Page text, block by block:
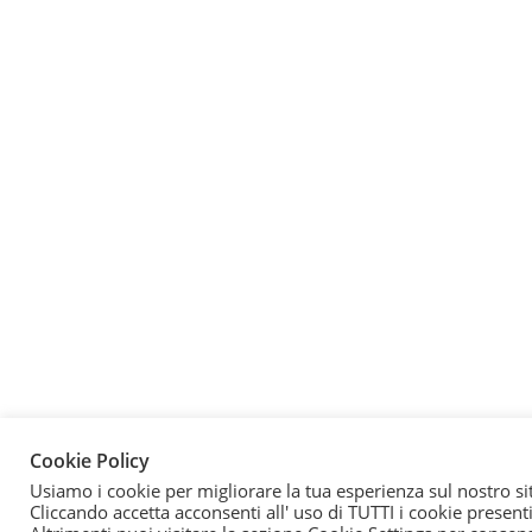
Cookie Policy
Usiamo i cookie per migliorare la tua esperienza sul nostro
Cliccando accetta acconsenti all' uso di TUTTI i cookie